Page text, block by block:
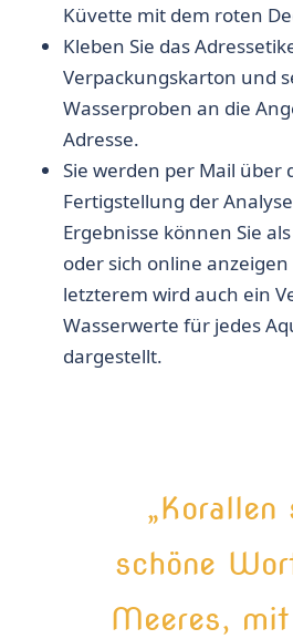
Küvette mit dem roten
Kleben Sie das
Verpackungskarton und
Wasserproben an die
Adresse.
Sie werden per Mail über
Fertigstellung der
Ergebnisse können Sie
oder sich online anzeigen
letzterem wird auch ein
Wasserwerte für jedes
dargestellt.
„Korallen
schöne
Meeres, mit